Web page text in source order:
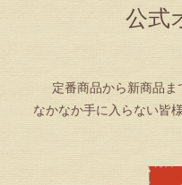
公式
定番商品から新商品ま
なかなか手に入らない皆